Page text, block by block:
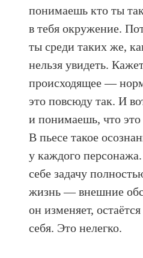
понимаешь кто ты
в тебя окружение.
ты среди таких же,
нельзя увидеть.
происходящее —
это повсюду так. И
и понимаешь, что
В пьесе такое
у каждого
себе задачу
жизнь — внешние
он изменяет,
себя. Это нелегко.